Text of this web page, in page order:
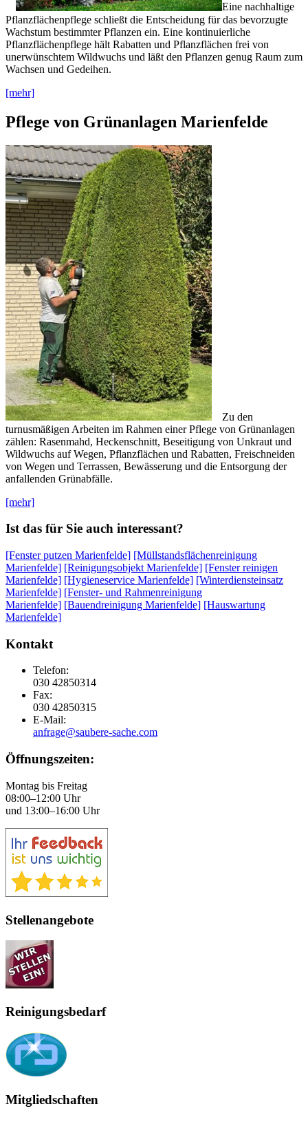
Eine nachhaltige
Pflanzflächenpflege schließt die Entscheidung für das bevorzugte
Wachstum bestimmter Pflanzen ein. Eine kontinuierliche
Pflanzflächenpflege hält Rabatten und Pflanzflächen frei von
unerwünschtem Wildwuchs und läßt den Pflanzen genug Raum zum
Wachsen und Gedeihen.
[mehr]
Pflege von Grünanlagen Marienfelde
Zu den
turnusmäßigen Arbeiten im Rahmen einer Pflege von Grünanlagen
zählen: Rasenmahd, Heckenschnitt, Beseitigung von Unkraut und
Wildwuchs auf Wegen, Pflanzflächen und Rabatten, Freischneiden
von Wegen und Terrassen, Bewässerung und die Entsorgung der
anfallenden Grünabfälle.
[mehr]
Ist das für Sie auch interessant?
[Fenster putzen Marienfelde] [Müllstandsflächenreinigung
Marienfelde] [Reinigungsobjekt Marienfelde] [Fenster reinigen
Marienfelde] [Hygieneservice Marienfelde] [Winterdiensteinsatz
Marienfelde] [Fenster- und Rahmenreinigung
Marienfelde] [Bauendreinigung Marienfelde] [Hauswartung
Marienfelde]
Kontakt
Telefon:
030 42850314
Fax:
030 42850315
E-Mail:
anfrage@saubere-sache.com
Öffnungszeiten:
Montag bis Freitag
08:00–12:00 Uhr
und 13:00–16:00 Uhr
Stellenangebote
Reinigungsbedarf
Mitgliedschaften